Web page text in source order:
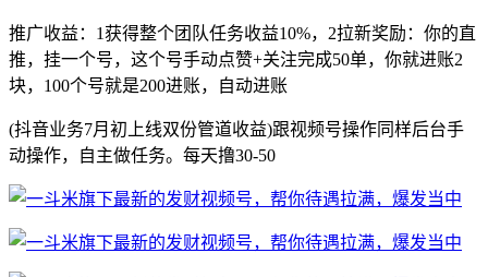
推广收益：1获得整个团队任务收益10%，2拉新奖励：你的直
推，挂一个号，这个号手动点赞+关注完成50单，你就进账2
块，100个号就是200进账，自动进账
(抖音业务7月初上线双份管道收益)跟视频号操作同样后台手
动操作，自主做任务。每天撸30-50